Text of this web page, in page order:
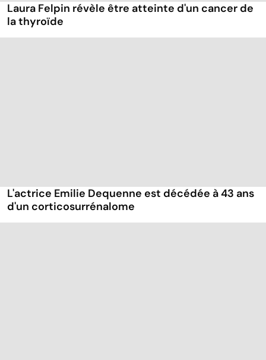
Laura Felpin révèle être atteinte d'un cancer de
la thyroïde
L'actrice Emilie Dequenne est décédée à 43 ans
d'un corticosurrénalome